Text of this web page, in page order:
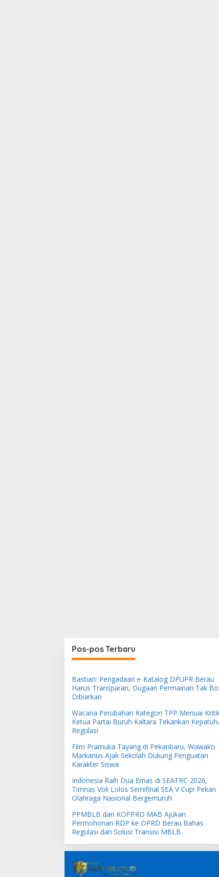
Pos-pos Terbaru
Bastian: Pengadaan e-Katalog DPUPR Berau
Harus Transparan, Dugaan Permainan Tak
Dibiarkan
Wacana Perubahan Kategori TPP Menuai
Ketua Partai Buruh Kaltara Tekankan
Regulasi
Film Pramuka Tayang di Pekanbaru, Wawako
Markarius Ajak Sekolah Dukung Penguatan
Karakter Siswa
Indonesia Raih Dua Emas di SEATRC 2026,
Timnas Voli Lolos Semifinal SEA V Cup! Pekan
Olahraga Nasional Bergemuruh
PPMBLB dan KOPPRO MAB Ajukan
Permohonan RDP ke DPRD Berau Bahas
Regulasi dan Solusi Transisi MBLB